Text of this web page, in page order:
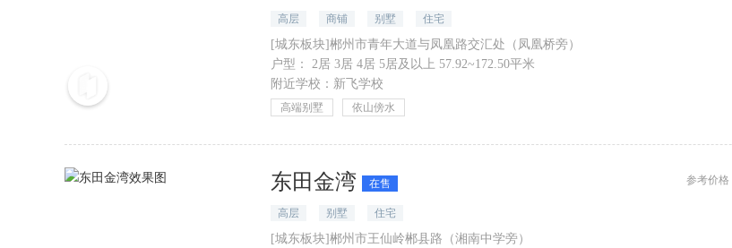
高层 商铺 别墅 住宅
[城东板块]郴州市青年大道与凤凰路交汇处（凤凰桥旁）
户型： 2居 3居 4居 5居及以上 57.92~172.50平米
附近学校： 新飞学校
高端别墅 依山傍水
东田金湾 在售
高层 别墅 住宅
[城东板块]郴州市王仙岭郴县路（湘南中学旁）
参考价格